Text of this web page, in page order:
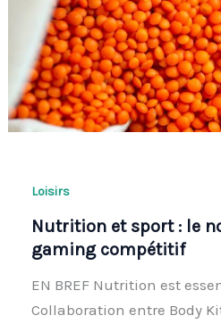
Loisirs
Nutrition et sport : le
gaming compétitif
EN BREF Nutrition est
Collaboration entre Body